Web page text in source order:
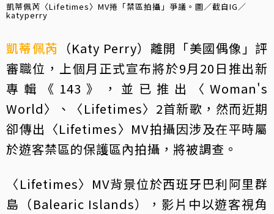
凱蒂佩芮〈Lifetimes〉MV捲「禁區拍攝」爭議。圖／截自IG／
katyperry
凱蒂佩芮 （Katy Perry）離開「美國偶像」評
審職位，上個月正式宣布將於9月20日推出新
專輯《143》，並已推出〈Woman's
World〉、〈Lifetimes〉2首新歌，然而近期
卻傳出〈Lifetimes〉MV拍攝因涉及在平時屬
於遊客禁區的保護區內拍攝，將被調查。
〈Lifetimes〉MV背景位於西班牙巴利阿里群
島（Balearic Islands），影片中以遊客視角